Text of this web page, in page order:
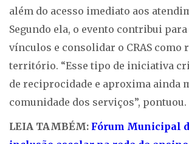
além do acesso imediato aos
Segundo ela, o evento contribui
vínculos e consolidar o CRAS como
território. “Esse tipo de iniciativa
de reciprocidade e aproxima ainda
comunidade dos serviços”, pontuou.
LEIA TAMBÉM: Fórum Municipal